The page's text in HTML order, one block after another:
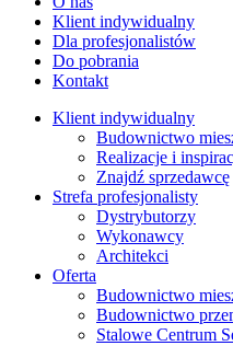
Klient indywidualny
Dla profesjonalistów
Do pobrania
Kontakt
Klient indywidualny
Budownictwo
Realizacje i
Znajdź sprzedawcę
Strefa profesjonalisty
Dystrybutorzy
Wykonawcy
Architekci
Oferta
Budownictwo
Budownictwo
Stalowe Centrum